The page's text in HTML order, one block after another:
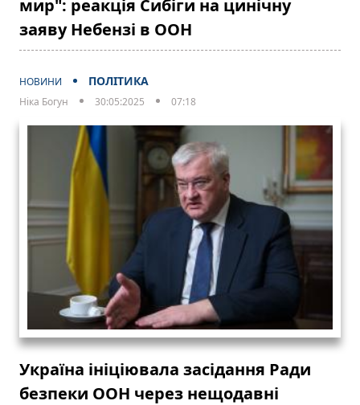
мир": реакція Сибіги на цинічну
заяву Небензі в ООН
НОВИНИ ПОЛІТИКА
Ніка Богун 30:05:2025 07:18
Україна ініціювала засідання Ради
безпеки ООН через нещодавні